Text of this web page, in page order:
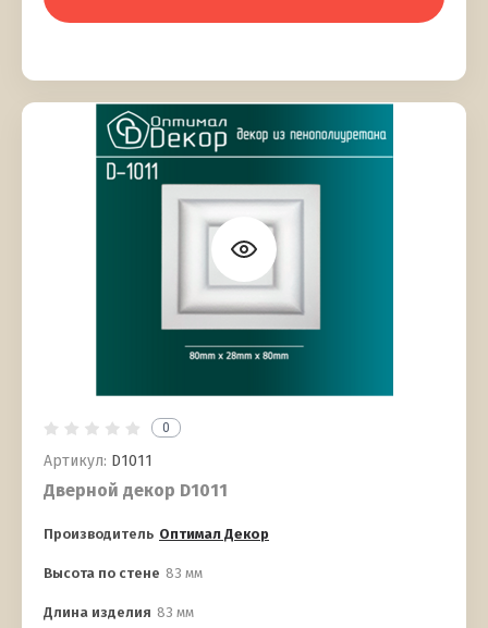
0
Артикул: D1011
Дверной декор D1011
Производитель Оптимал Декор
Высота по стене 83 мм
Длина изделия 83 мм